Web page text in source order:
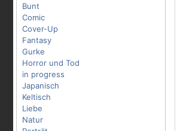
Bunt
Comic
Cover-Up
Fantasy
Gurke
Horror und Tod
in progress
Japanisch
Keltisch
Liebe
Natur